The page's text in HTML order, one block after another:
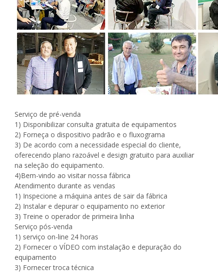
Serviço de pré-venda
1) Disponibilizar consulta gratuita de equipamentos
2) Forneça o dispositivo padrão e o fluxograma
3) De acordo com a necessidade especial do cliente,
oferecendo plano razoável e design gratuito para auxiliar
na seleção do equipamento.
4)Bem-vindo ao visitar nossa fábrica
Atendimento durante as vendas
1) Inspecione a máquina antes de sair da fábrica
2) Instalar e depurar o equipamento no exterior
3) Treine o operador de primeira linha
Serviço pós-venda
1) serviço on-line 24 horas
2) Fornecer o VÍDEO com instalação e depuração do
equipamento
3) Fornecer troca técnica